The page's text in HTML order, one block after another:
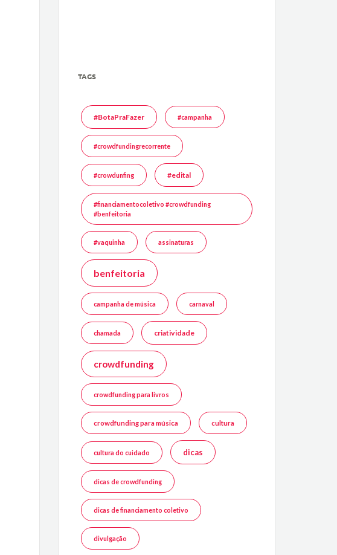
TAGS
#BotaPraFazer #campanha
#crowdfundingrecorrente
#crowdunfing #edital
#financiamentocoletivo #crowdfunding
#benfeitoria
#vaquinha assinaturas
benfeitoria
campanha de música carnaval
chamada criatividade
crowdfunding
crowdfunding para livros
crowdfunding para música cultura
cultura do cuidado dicas
dicas de crowdfunding
dicas de financiamento coletivo
divulgação